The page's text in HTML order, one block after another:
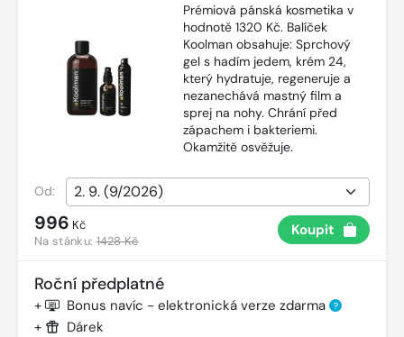
Prémiová pánská kosmetika v
hodnotě 1320 Kč. Balíček
Koolman obsahuje: Sprchový
gel s hadím jedem, krém 24,
který hydratuje, regeneruje a
nezanechává mastný film a
sprej na nohy. Chrání před
zápachem i bakteriemi.
Okamžitě osvěžuje.
Od:
996 Kč
Na stánku:1428 Kč
Koupit
Roční předplatné
+ Bonus navíc - elektronická verze zdarma ?
+ Dárek